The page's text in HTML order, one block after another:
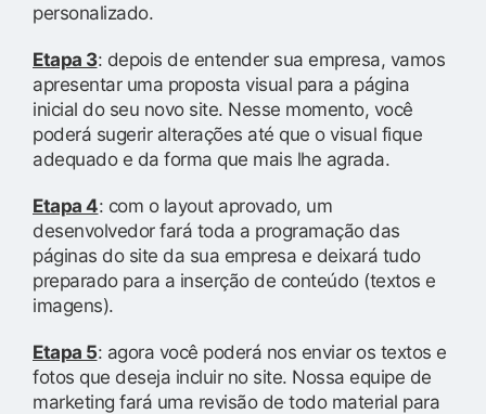
personalizado.
Etapa 3: depois de entender sua empresa, vamos
apresentar uma proposta visual para a página
inicial do seu novo site. Nesse momento, você
poderá sugerir alterações até que o visual fique
adequado e da forma que mais lhe agrada.
Etapa 4: com o layout aprovado, um
desenvolvedor fará toda a programação das
páginas do site da sua empresa e deixará tudo
preparado para a inserção de conteúdo (textos e
imagens).
Etapa 5: agora você poderá nos enviar os textos e
fotos que deseja incluir no site. Nossa equipe de
marketing fará uma revisão de todo material para